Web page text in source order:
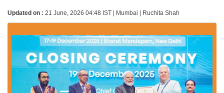
Updated on : 21 June, 2026 04:48 IST | Mumbai | Ruchita Shah